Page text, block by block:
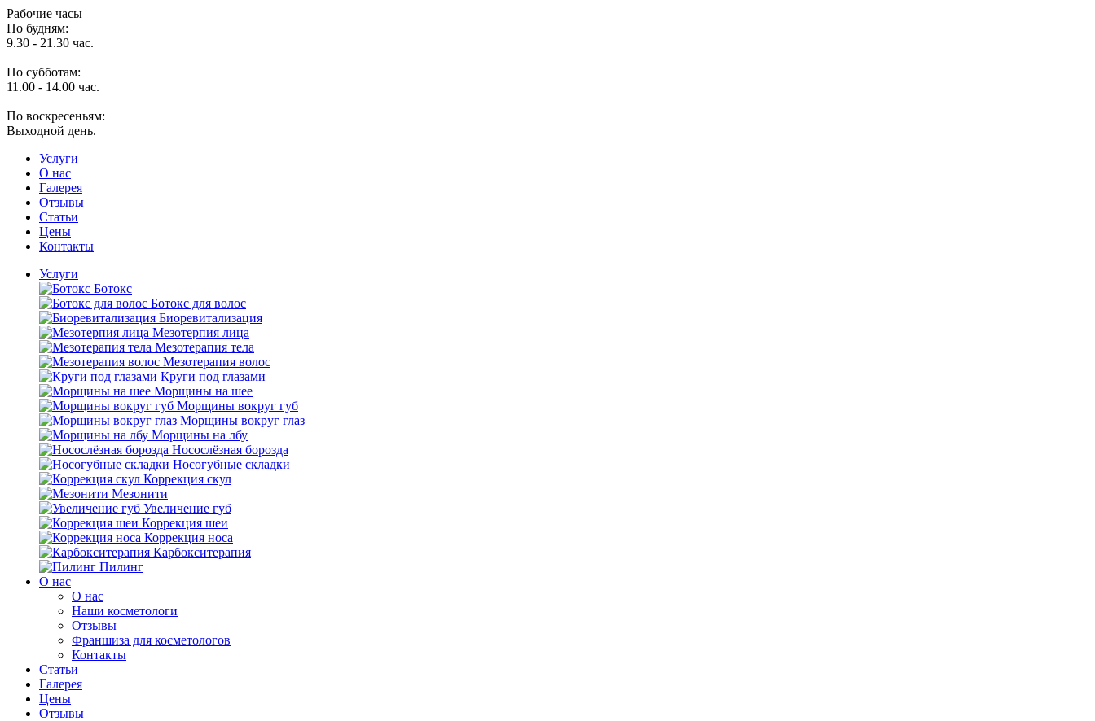
Рабочие часы
По будням:
9.30 - 21.30 час.
По субботам:
11.00 - 14.00 час.
По воскресеньям:
Выходной день.
Услуги
O нас
Галерея
Отзывы
Статьи
Цены
Контакты
Услуги
Ботокс
Ботокс для волос
Биоревитализация
Мезотерпия лица
Мезотерапия тела
Мезотерапия волос
Круги под глазами
Морщины на шее
Морщины вокруг губ
Морщины вокруг глаз
Морщины на лбу
Носослёзная борозда
Носогубные складки
Коррекция скул
Мезонити
Увеличение губ
Коррекция шеи
Коррекция носа
Карбокситерапия
Пилинг
O нас
O нас
Наши косметологи
Отзывы
Франшиза для косметологов
Контакты
Статьи
Галерея
Цены
Отзывы